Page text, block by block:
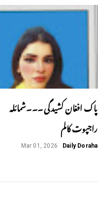
پاک افغان کشیدگی ۔۔۔شمائلہ
راجپوت کالم
Daily Doraha
Mar 01, 2026